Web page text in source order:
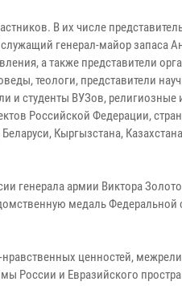
В их числе
генерал-майор запаса
а также представители
теологи, представители
и студенты ВУЗов, религиозные
Российской Федерации,
Кыргызстана,
генерала армии Виктора
медаль Федеральной
ценностей,
России и Евразийского